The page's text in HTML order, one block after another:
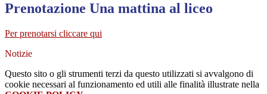
Prenotazione Una mattina al liceo
Per prenotarsi cliccare qui
Notizie
Questo sito o gli strumenti terzi da questo utilizzati si avvalgono di
cookie necessari al funzionamento ed utili alle finalità illustrate nella